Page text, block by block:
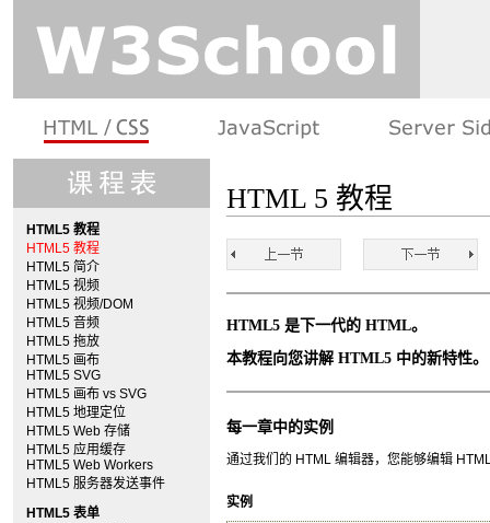
HTML5 教程
HTML5 教程
HTML5 简介
HTML5 视频
HTML5 视频/DOM
HTML5 音频
HTML5 拖放
HTML5 画布
HTML5 SVG
HTML5 画布 vs SVG
HTML5 地理定位
HTML5 Web 存储
HTML5 应用缓存
HTML5 Web Workers
HTML5 服务器发送事件
HTML5 表单
HTML 5 教程
HTML5 是下一代的 HTML。
本教程向您讲解 HTML5 中的新特性。
每一章中的实例
通过我们的 HTML 编辑器，您能够编辑
实例